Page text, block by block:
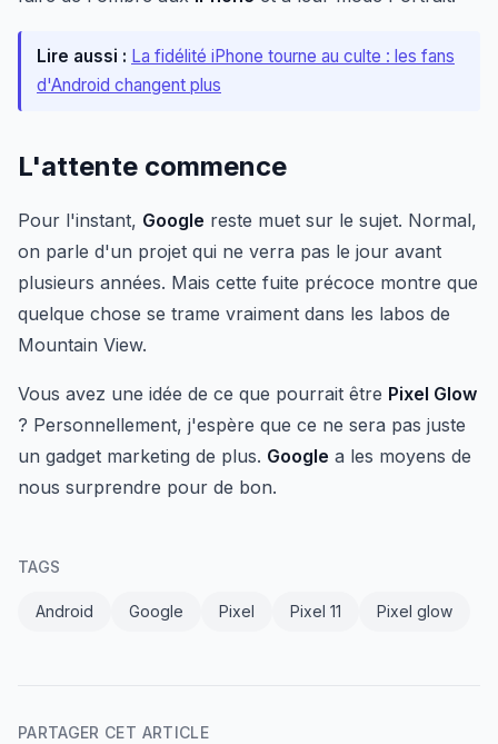
Lire aussi : La fidélité iPhone tourne au culte : les fans
d'Android changent plus
L'attente commence
Pour l'instant, Google reste muet sur le sujet. Normal,
on parle d'un projet qui ne verra pas le jour avant
plusieurs années. Mais cette fuite précoce montre que
quelque chose se trame vraiment dans les labos de
Mountain View.
Vous avez une idée de ce que pourrait être Pixel Glow
? Personnellement, j'espère que ce ne sera pas juste
un gadget marketing de plus. Google a les moyens de
nous surprendre pour de bon.
TAGS
Android Google Pixel Pixel 11 Pixel glow
PARTAGER CET ARTICLE